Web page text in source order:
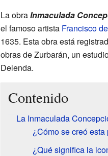
La obraInmaculada
el famoso artista Francisco
1635. Esta obra está
obras de Zurbarán, un
Delenda.
Contenido
La Inmaculada
¿Cómo se creó esta
¿Qué significa la